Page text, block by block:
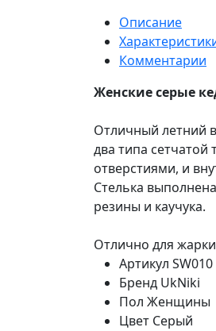
Описание
Комментарии
Женские серые
Отличный летний
два типа
отверстиями, и
Стелька
резины и каучука.
Отлично для
Артикул SW010
Бренд UkNiki
Пол Женщины
Цвет Серый